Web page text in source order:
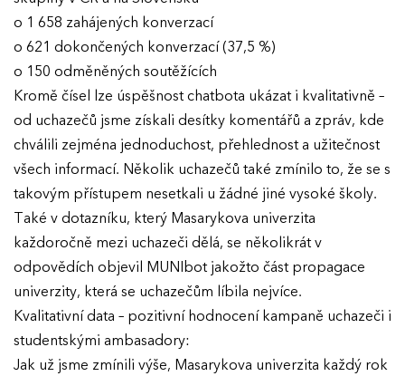
o 1 658 zahájených konverzací
o 621 dokončených konverzací (37,5 %)
o 150 odměněných soutěžících
Kromě čísel lze úspěšnost chatbota ukázat i kvalitativně –
od uchazečů jsme získali desítky komentářů a zpráv, kde
chválili zejména jednoduchost, přehlednost a užitečnost
všech informací. Několik uchazečů také zmínilo to, že se s
takovým přístupem nesetkali u žádné jiné vysoké školy.
Také v dotazníku, který Masarykova univerzita
každoročně mezi uchazeči dělá, se několikrát v
odpovědích objevil MUNIbot jakožto část propagace
univerzity, která se uchazečům líbila nejvíce.
Kvalitativní data – pozitivní hodnocení kampaně uchazeči i
studentskými ambasadory:
Jak už jsme zmínili výše, Masarykova univerzita každý rok